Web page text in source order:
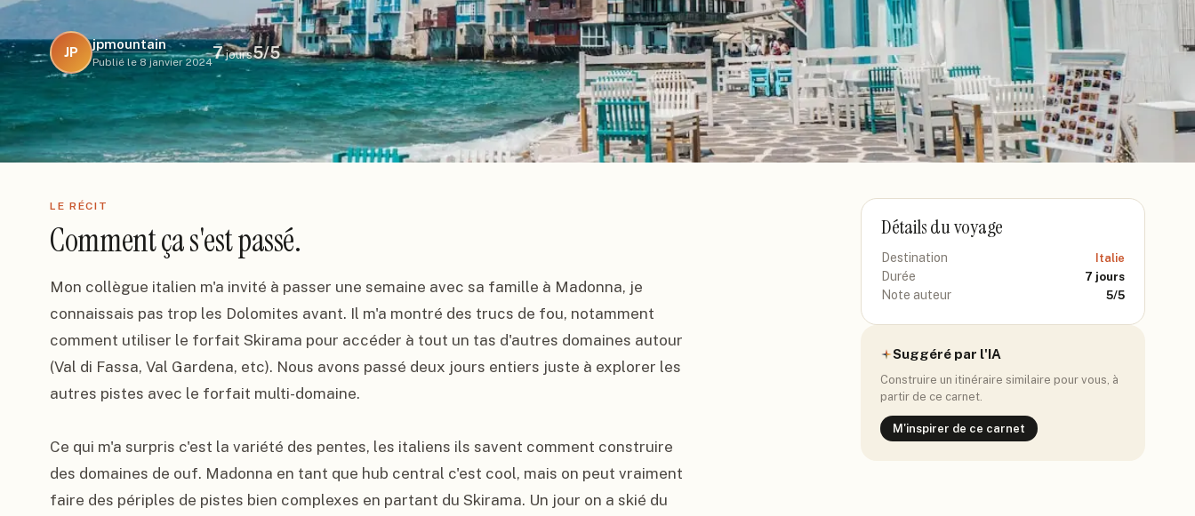
JP
jpmountain
Publié le 8 janvier 2024
7jours5/5
LE RÉCIT
Comment ça s'est passé.
Mon collègue italien m'a invité à passer une semaine avec sa famille à Madonna, je
connaissais pas trop les Dolomites avant. Il m'a montré des trucs de fou, notamment
comment utiliser le forfait Skirama pour accéder à tout un tas d'autres domaines autour
(Val di Fassa, Val Gardena, etc). Nous avons passé deux jours entiers juste à explorer les
autres pistes avec le forfait multi-domaine.
Ce qui m'a surpris c'est la variété des pentes, les italiens ils savent comment construire
des domaines de ouf. Madonna en tant que hub central c'est cool, mais on peut vraiment
faire des périples de pistes bien complexes en partant du Skirama. Un jour on a skié du
Détails du voyage
Destination Italie
Durée 7 jours
Note auteur 5/5
Suggéré par l'IA
Construire un itinéraire similaire pour vous, à
partir de ce carnet.
M'inspirer de ce carnet